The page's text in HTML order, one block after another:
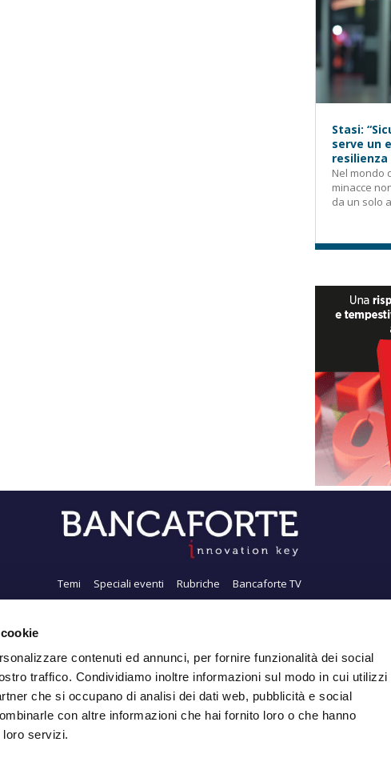
contenuti ed annunci, per fornire funzionalità dei social
traffico. Condividiamo inoltre informazioni sul modo in cui utilizzi
che si occupano di analisi dei dati web, pubblicità e social
con altre informazioni che hai fornito loro o che hanno
servizi.
Stasi:
serve un
resilienza
Nel mondo
minacce
da un solo
Temi Speciali eventi Rubriche Bancaforte TV
siamo
Iscriviti alla Newsletter